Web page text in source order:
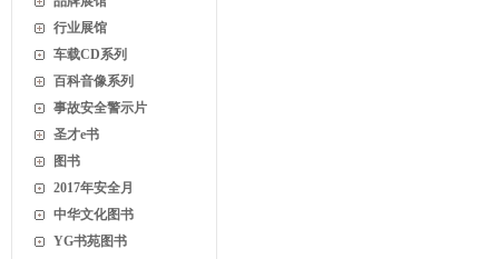
行业展馆
车载CD系列
百科音像系列
事故安全警示片
圣才e书
图书
2017年安全月
中华文化图书
YG书苑图书